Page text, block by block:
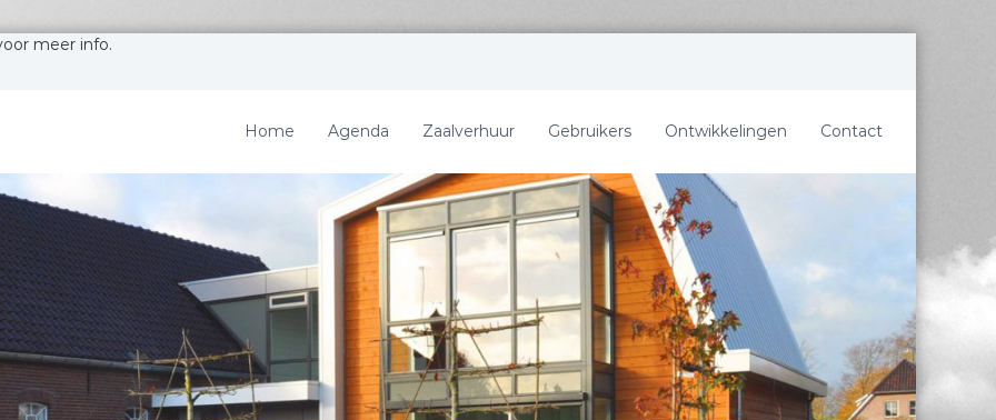
meer info.
Home Agenda Zaalverhuur Gebruikers Ontwikkelingen Contact